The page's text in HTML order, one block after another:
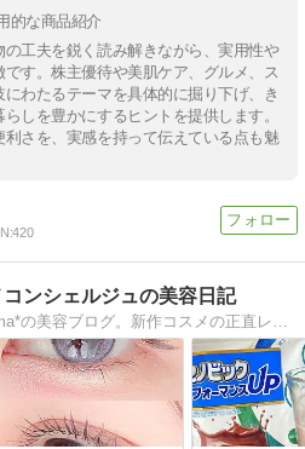
的な商品紹介
工夫を鋭く読み解きながら、実用性や
す。株主優待や美肌ケア、グルメ、ス
わたるテーマを具体的に掘り下げ、き
しを豊かにするヒントを提供します。
さを、実感を持って伝えている点も魅
420
ンシェルジュの美容日記